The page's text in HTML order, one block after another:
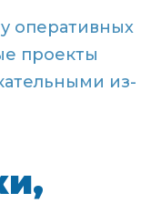
оперативных
проекты
из-